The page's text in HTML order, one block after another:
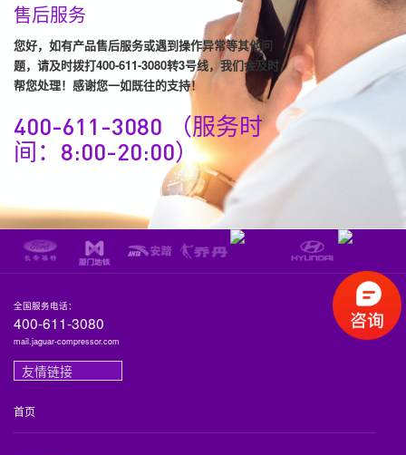
售后服务
您好，如有产品售后服务或遇到操作异常等其他问
题，请及时拨打400-611-3080转3号线，我们会及时
帮您处理！感谢您一如既往的支持！
400-611-3080 （服务时
间：8:00-20:00）
全国服务电话：
400-611-3080
mail.jaguar-compressor.com
友情链接
首页